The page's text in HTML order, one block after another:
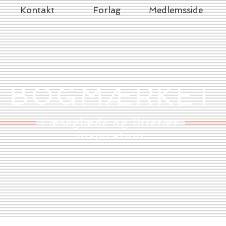
BOGMÆRKET
Læseglæde og litterær
inspiration
Kontakt Forlag Medlemsside